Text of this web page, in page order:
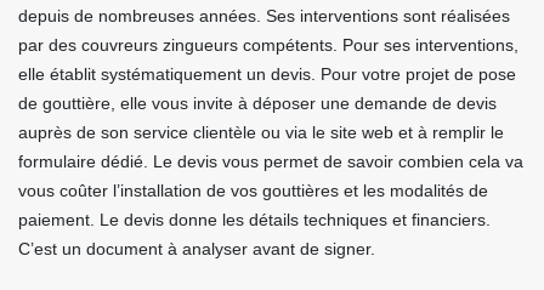
depuis de nombreuses années. Ses interventions sont réalisées
par des couvreurs zingueurs compétents. Pour ses interventions,
elle établit systématiquement un devis. Pour votre projet de pose
de gouttière, elle vous invite à déposer une demande de devis
auprès de son service clientèle ou via le site web et à remplir le
formulaire dédié. Le devis vous permet de savoir combien cela va
vous coûter l’installation de vos gouttières et les modalités de
paiement. Le devis donne les détails techniques et financiers.
C’est un document à analyser avant de signer.